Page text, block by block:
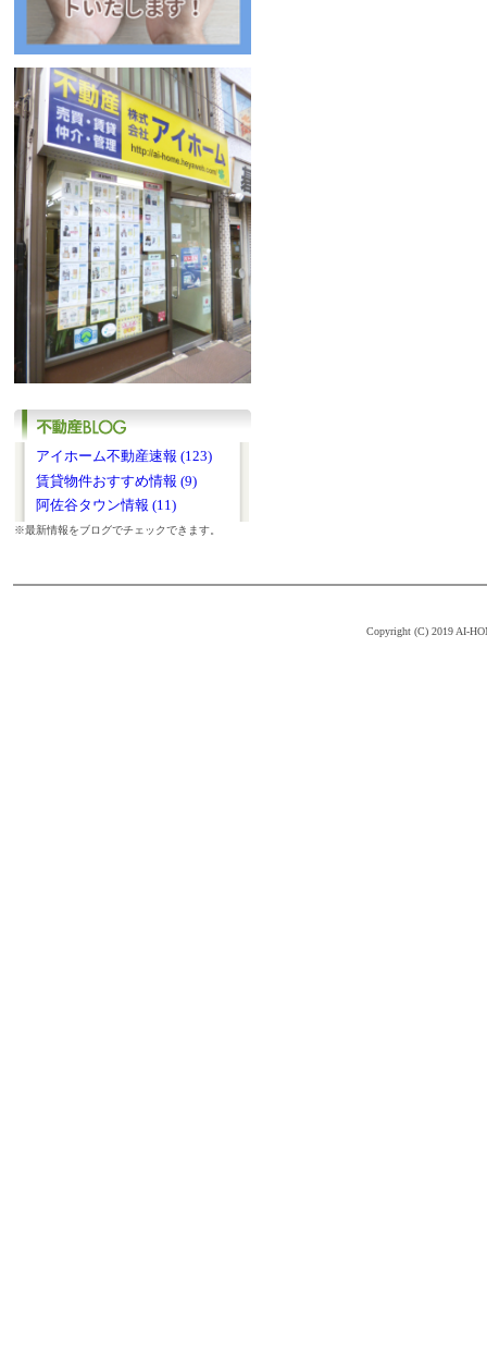
アイホーム不動産速報 (123)
賃貸物件おすすめ情報 (9)
阿佐谷タウン情報 (11)
※最新情報をブログでチェックできます。
Copyright (C) 2019 AI-